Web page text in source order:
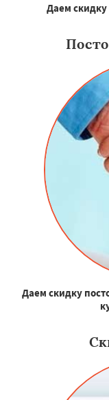
Даем скидку
Даем скидку